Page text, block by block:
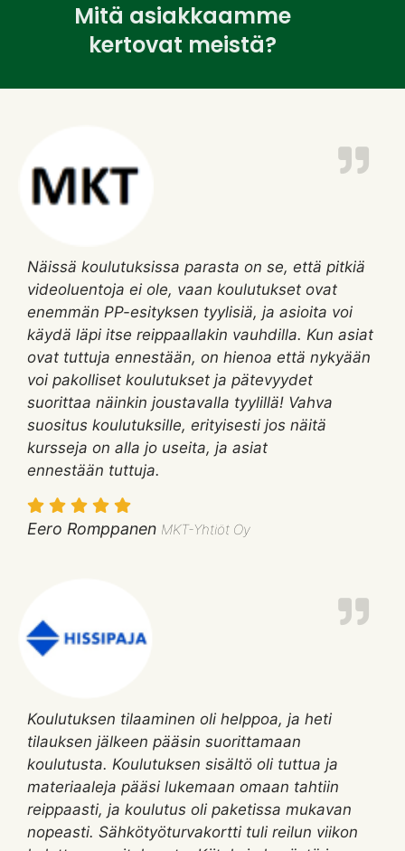
Mitä asiakkaamme
kertovat meistä?
Näissä koulutuksissa parasta on se, että pitkiä
videoluentoja ei ole, vaan koulutukset ovat
enemmän PP-esityksen tyylisiä, ja asioita voi
käydä läpi itse reippaallakin vauhdilla. Kun asiat
ovat tuttuja ennestään, on hienoa että nykyään
voi pakolliset koulutukset ja pätevyydet
suorittaa näinkin joustavalla tyylillä! Vahva
suositus koulutuksille, erityisesti jos näitä
kursseja on alla jo useita, ja asiat
ennestään tuttuja.
Eero Romppanen MKT-Yhtiöt Oy
Koulutuksen tilaaminen oli helppoa, ja heti
tilauksen jälkeen pääsin suorittamaan
koulutusta. Koulutuksen sisältö oli tuttua ja
materiaaleja pääsi lukemaan omaan tahtiin
reippaasti, ja koulutus oli paketissa mukavan
nopeasti. Sähkötyöturvakortti tuli reilun viikon